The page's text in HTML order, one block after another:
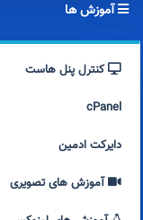
آموزش ها
کنترل پنل هاست
cPanel
دایرکت ادمین
آموزش های تصویری